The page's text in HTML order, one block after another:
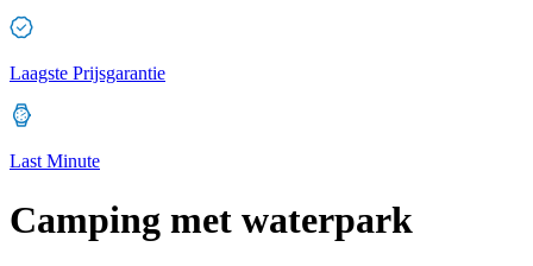
Laagste Prijsgarantie
Last Minute
Camping met waterpark